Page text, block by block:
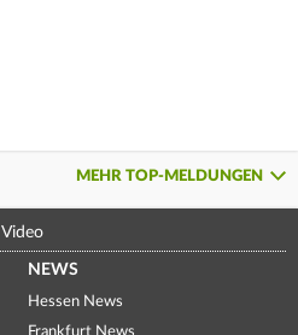
MEHR TOP-MELDUNGEN
Video
NEWS
Hessen News
Frankfurt News